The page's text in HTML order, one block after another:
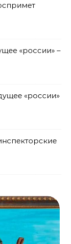
«россии» –
«россии»